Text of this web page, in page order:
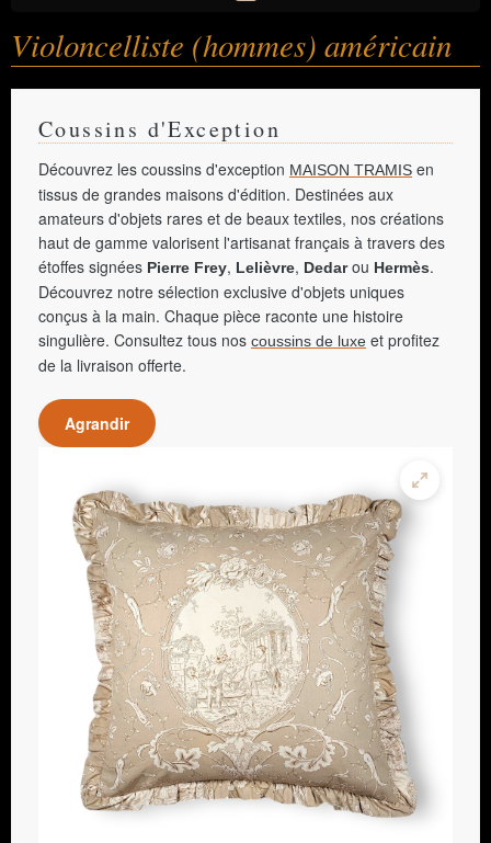
Violoncelliste (hommes) américain
Coussins d'Exception
Découvrez les coussins d'exception MAISON TRAMIS en
tissus de grandes maisons d'édition. Destinées aux
amateurs d'objets rares et de beaux textiles, nos créations
haut de gamme valorisent l'artisanat français à travers des
étoffes signées Pierre Frey, Lelièvre, Dedarou Hermès.
Découvrez notre sélection exclusive d'objets uniques
conçus à la main. Chaque pièce raconte une histoire
singulière. Consultez tous nos coussins de luxe et profitez
de la livraison offerte.
Agrandir